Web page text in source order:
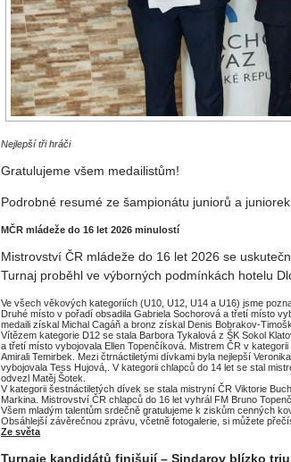
Nejlepší tři hráči
Gratulujeme všem medailistům!
Podrobné resumé ze šampionátu juniorů a
MČR mládeže do 16 let 2026 minulostí
Mistrovství ČR mládeže do 16 let 2026 se
Turnaj proběhl ve výborných podmínkách hotelu
Ve všech věkových kategoriích (U10, U12, U14 a U16) jsme
Druhé místo v pořadí obsadila Gabriela Sochorová a třetí místo
medaili získal Michal Cagáň a bronz získal Denis Bobrakov-
Vítězem kategorie D12 se stala Barbora Tykalová z ŠK Sokol
a třetí místo vybojovala Ellen Topenčíková. Mistrem ČR v
Amirali Temirbek. Mezi čtrnáctiletými dívkami byla nejlepší
vybojovala Tess Hujová,. V kategorii chlapců do 14 let se stal
odvezl Matěj Šotek.
V kategorii šestnáctiletých dívek se stala mistryní ČR Viktorie
Markina. Mistrovství ČR chlapců do 16 let vyhrál FM Bruno
Všem mladým talentům srdečně gratulujeme k ziskům cenných
Obsáhlejší závěrečnou zprávu, včetně fotogalerie, si můžete
Ze světa
Turnaje kandidátů finišují – Sindarov blízko